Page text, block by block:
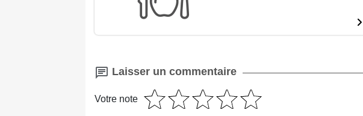
Laisser un commentaire
Votre note